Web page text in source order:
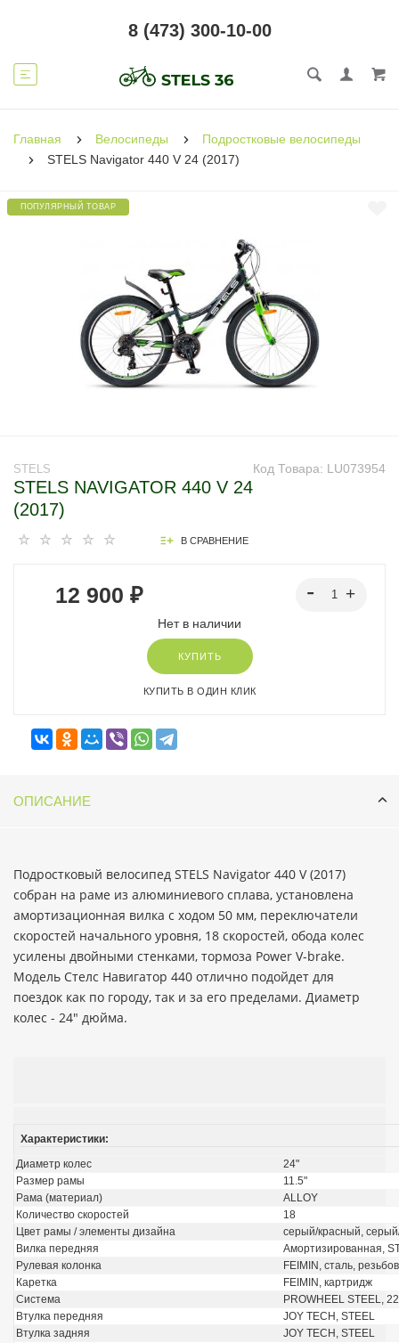
8 (473) 300-10-00
Главная Велосипеды
Подростковые велосипеды
STELS Navigator 440 V 24 (2017)
ПОПУЛЯРНЫЙ ТОВАР
Код Товара: LU073954
STELS
STELS NAVIGATOR 440 V 24
(2017)
В СРАВНЕНИЕ
12 900 ₽
Нет в наличии
КУПИТЬ
КУПИТЬ В ОДИН КЛИК
ОПИСАНИЕ
Подростковый велосипед STELS Navigator 440 V (2017)
собран на раме из алюминиевого сплава, установлена
амортизационная вилка с ходом 50 мм, переключатели
скоростей начального уровня, 18 скоростей, обода колес
усилены двойными стенками, тормоза Power V-brake.
Модель Стелс Навигатор 440 отлично подойдет для
поездок как по городу, так и за его пределами. Диаметр
колес - 24" дюйма.
Характеристики:
Диаметр колес
24"
Размер рамы
11.5"
Рама (материал)
ALLOY
Количество скоростей
18
Цвет рамы / элементы дизайна
серый/красный,
Вилка передняя
Амортизированная,
Рулевая колонка
FEIMIN, сталь,
Каретка
FEIMIN, картридж
Система
PROWHEEL STEEL,
Втулка передняя
JOY TECH, STEEL
Втулка задняя
JOY TECH, STEEL